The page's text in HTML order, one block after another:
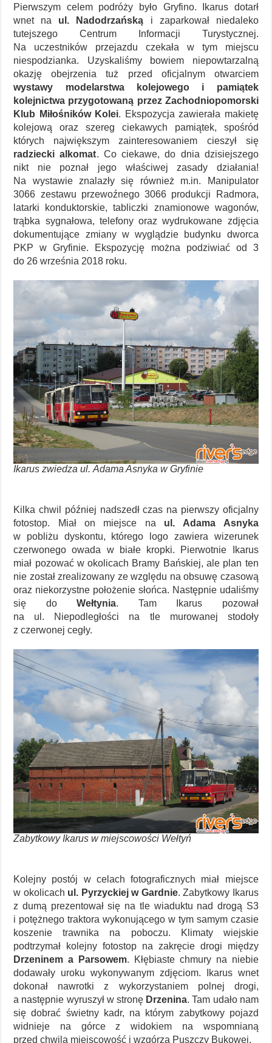
Pierwszym celem podróży było Gryfino. Ikarus dotarł
wnet na ul. Nadodrzańską i zaparkował niedaleko
tutejszego Centrum Informacji Turystycznej.
Na uczestników przejazdu czekała w tym miejscu
niespodzianka. Uzyskaliśmy bowiem niepowtarzalną
okazję obejrzenia tuż przed oficjalnym otwarciem
wystawy modelarstwa kolejowego i pamiątek
kolejnictwa przygotowaną przez Zachodniopomorski
Klub Miłośników Kolei. Ekspozycja zawierała makietę
kolejową oraz szereg ciekawych pamiątek, spośród
których największym zainteresowaniem cieszył się
radziecki alkomat. Co ciekawe, do dnia dzisiejszego
nikt nie poznał jego właściwej zasady działania!
Na wystawie znalazły się również m.in. Manipulator
3066 zestawu przewoźnego 3066 produkcji Radmora,
latarki konduktorskie, tabliczki znamionowe wagonów,
trąbka sygnałowa, telefony oraz wydrukowane zdjęcia
dokumentujące zmiany w wyglądzie budynku dworca
PKP w Gryfinie. Ekspozycję można podziwiać od 3
do 26 września 2018 roku.
Ikarus zwiedza ul. Adama Asnyka w Gryfinie
Kilka chwil później nadszedł czas na pierwszy oficjalny
fotostop. Miał on miejsce na ul. Adama Asnyka
w pobliżu dyskontu, którego logo zawiera wizerunek
czerwonego owada w białe kropki. Pierwotnie Ikarus
miał pozować w okolicach Bramy Bańskiej, ale plan ten
nie został zrealizowany ze względu na obsuwę czasową
oraz niekorzystne położenie słońca. Następnie udaliśmy
się doWełtynia. Tam Ikarus pozował
na ul. Niepodległości na tle murowanej stodoły
z czerwonej cegły.
Zabytkowy Ikarus w miejscowości Wełtyń
Kolejny postój w celach fotograficznych miał miejsce
w okolicach ul. Pyrzyckiej w Gardnie. Zabytkowy Ikarus
z dumą prezentował się na tle wiaduktu nad drogą S3
i potężnego traktora wykonującego w tym samym czasie
koszenie trawnika na poboczu. Klimaty wiejskie
podtrzymał kolejny fotostop na zakręcie drogi między
Drzeninem a Parsowem. Kłębiaste chmury na niebie
dodawały uroku wykonywanym zdjęciom. Ikarus wnet
dokonał nawrotki z wykorzystaniem polnej drogi,
a następnie wyruszył w stronę Drzenina. Tam udało nam
się dobrać świetny kadr, na którym zabytkowy pojazd
widnieje na górce z widokiem na wspomnianą
przed chwilą miejscowość i wzgórza Puszczy Bukowej.